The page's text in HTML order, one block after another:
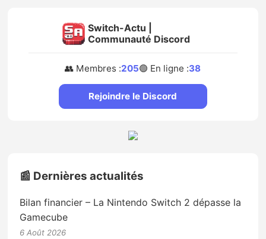
Switch-Actu |
Communauté Discord
👥 Membres :205🟢 En ligne :38
Rejoindre le Discord
📰 Dernières actualités
Bilan financier – La Nintendo Switch 2 dépasse la
Gamecube
6 Août 2026